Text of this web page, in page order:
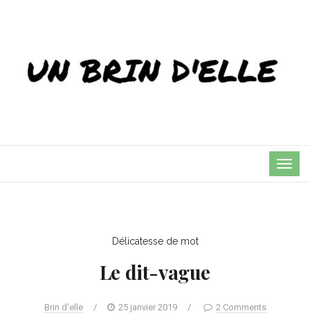
Délicatesse de mot
Le dit-vague
Brin d'elle / 25 janvier 2019 / 2 Comments